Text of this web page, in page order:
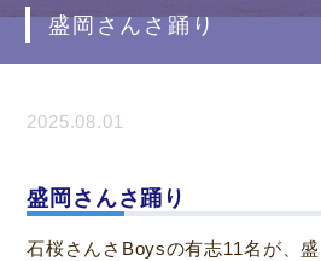
盛岡さんさ踊り
2025.08.01
盛岡さんさ踊り
石桜さんさBoysの有志11名が、